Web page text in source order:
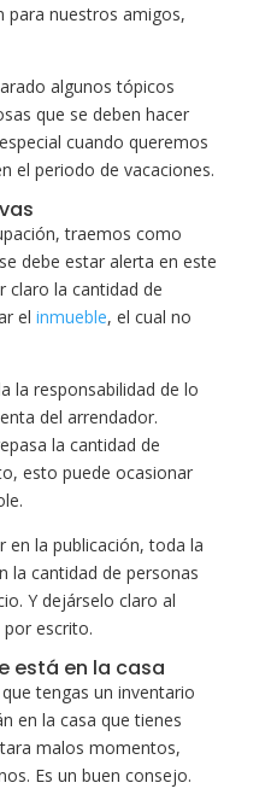
para nuestros amigos,
algunos tópicos
que se deben hacer
cuando queremos
el periodo de vacaciones.
traemos como
debe estar alerta en este
claro la cantidad de
el inmueble, el cual no
la responsabilidad de lo
del arrendador.
la cantidad de
esto puede ocasionar
en la publicación, toda la
la cantidad de personas
Y dejárselo claro al
escrito.
está en la casa
tengas un inventario
en la casa que tienes
malos momentos,
Es un buen consejo.